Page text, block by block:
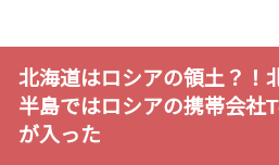
北海道はロシアの領土？！
半島ではロシアの携帯会社
が入った